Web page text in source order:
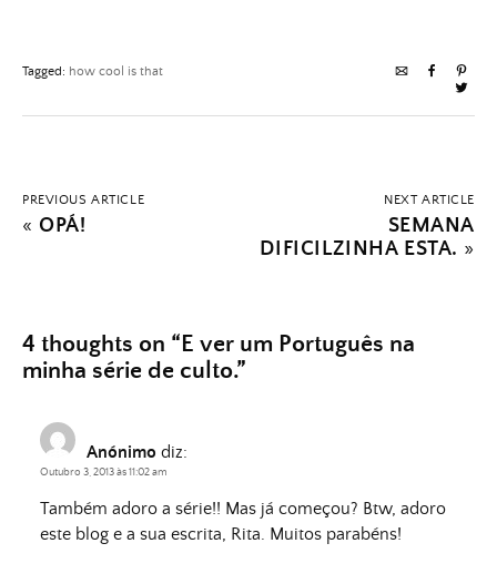
Tagged: how cool is that
PREVIOUS ARTICLE
« OPÁ!
NEXT ARTICLE
SEMANA
DIFICILZINHA ESTA. »
4 thoughts on “E ver um Português na
minha série de culto.”
Anónimo diz:
Outubro 3, 2013 às 11:02 am
Também adoro a série!! Mas já começou? Btw, adoro
este blog e a sua escrita, Rita. Muitos parabéns!